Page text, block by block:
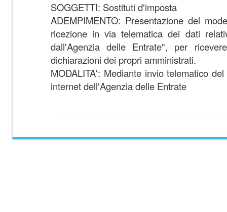
SOGGETTI: Sostituti d'imposta
ADEMPIMENTO: Presentazione del
ricezione in via telematica dei dati
dall'Agenzia delle Entrate", per
dichiarazioni dei propri amministrati.
MODALITA': Mediante invio telematico
internet dell'Agenzia delle Entrate